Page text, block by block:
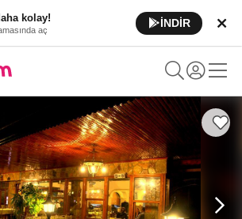
kolay!
aç
İNDİR